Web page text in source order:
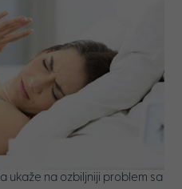
ukaže na ozbiljniji problem sa